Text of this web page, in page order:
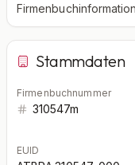
Stammdaten
Firmenbuchnummer
310547m
EUID